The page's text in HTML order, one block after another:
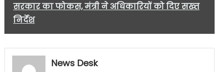
सरकार का फोकस, मंत्री ने अधिकारियों को दिए सख्त
निर्देश
News Desk